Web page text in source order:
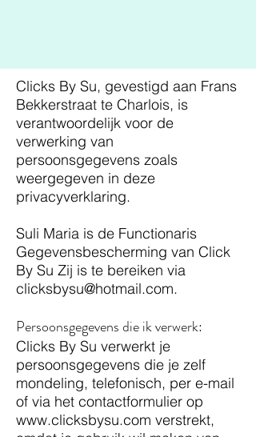
Clicks By Su, gevestigd aan Frans
Bekkerstraat te Charlois, is
verantwoordelijk voor de
verwerking van
persoonsgegevens zoals
weergegeven in deze
privacyverklaring.
Suli Maria is de Functionaris
Gegevensbescherming van Click
By Su Zij is te bereiken via
clicksbysu@hotmail.com.
​Persoonsgegevens die ik verwerk:
Clicks By Su verwerkt je
persoonsgegevens die je zelf
mondeling, telefonisch, per e-mail
of via het contactformulier op
www.clicksbysu.com verstrekt,